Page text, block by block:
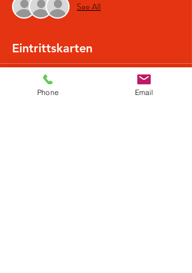
See All
Eintrittskarten
Sold Out
Phone Email